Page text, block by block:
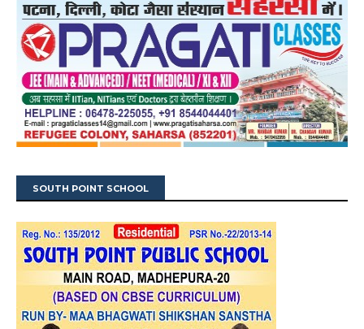
SOUTH POINT SCHOOL